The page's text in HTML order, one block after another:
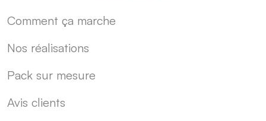
Comment ça marche
Nos réalisations
Pack sur mesure
Avis clients